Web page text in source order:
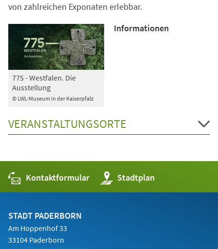
von zahlreichen Exponaten erlebbar.
© LWL-Museum in der Kaiserpfalz
775 - Westfalen. Die
Ausstellung
Informationen
VERANSTALTUNGSORTE
Kontaktformular Stadtplan
(Öffnet
in
einem
STADT PADERBORN
Am Hoppenhof 33
33104 Paderborn